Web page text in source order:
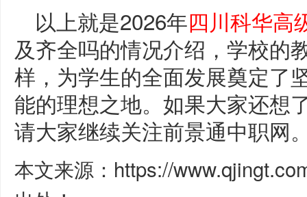
以上就是2026年四川科华高
及齐全吗的情况介绍，学校的
样，为学生的全面发展奠定了
能的理想之地。如果大家还想
请大家继续关注前景通中职网
本文来源：https://